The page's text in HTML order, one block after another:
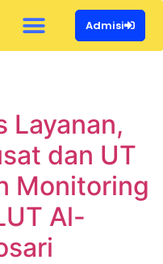
Admisi
Layanan,
dan UT
Monitoring
Al-